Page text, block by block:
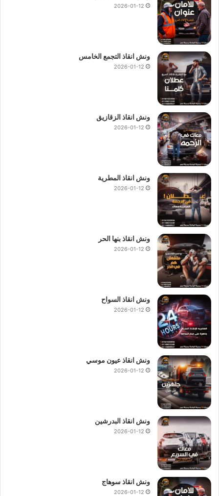
2026-01-12
ونش انقاذ التجمع الخامس
2026-01-12
ونش انقاذ الزقازيق
2026-01-12
ونش انقاذ المطرية
2026-01-12
ونش انقاذ بنها الحر
2026-01-12
ونش انقاذ السواح
2026-01-12
ونش انقاذ عيون موسي
2026-01-12
ونش انقاذ البدرشين
2026-01-12
ونش انقاذ سوهاج
2026-01-12